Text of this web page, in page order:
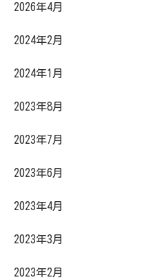
2026年4月
2024年2月
2024年1月
2023年8月
2023年7月
2023年6月
2023年4月
2023年3月
2023年2月